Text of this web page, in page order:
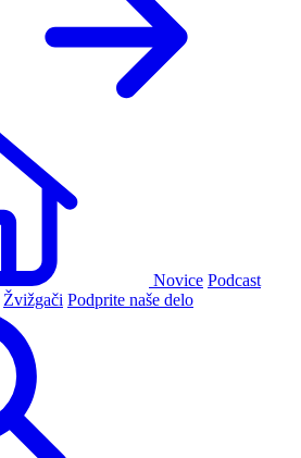
Novice Podcast
Žvižgači Podprite naše delo